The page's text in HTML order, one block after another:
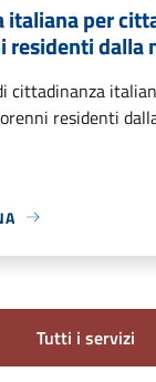
italiana per
residenti dalla
cittadinanza
residenti
Tutti i servizi